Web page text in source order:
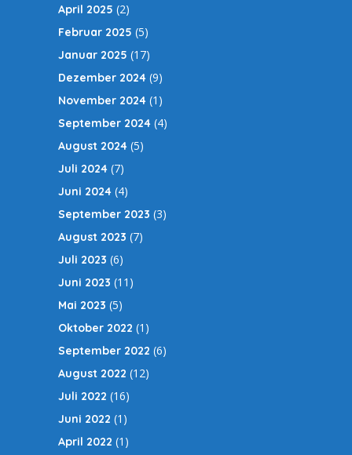
April 2025 (2)
Februar 2025 (5)
Januar 2025 (17)
Dezember 2024 (9)
November 2024 (1)
September 2024 (4)
August 2024 (5)
Juli 2024 (7)
Juni 2024 (4)
September 2023 (3)
August 2023 (7)
Juli 2023 (6)
Juni 2023 (11)
Mai 2023 (5)
Oktober 2022 (1)
September 2022 (6)
August 2022 (12)
Juli 2022 (16)
Juni 2022 (1)
April 2022 (1)